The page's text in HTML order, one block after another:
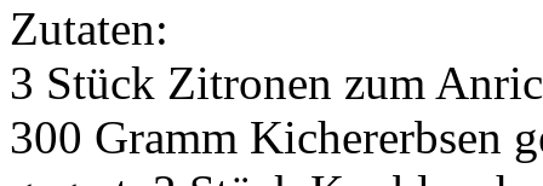
Zutaten:
3 Stück Zitronen zum
300 Gramm Kichererbsen